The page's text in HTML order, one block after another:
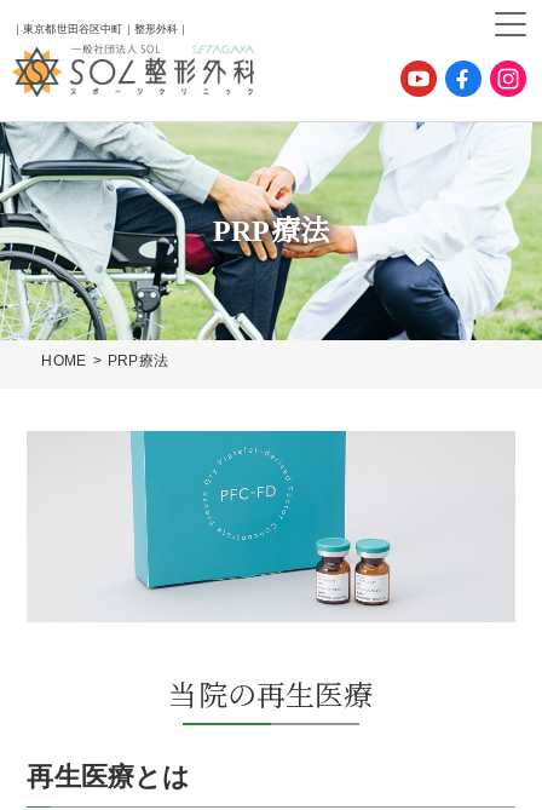
｜東京都世田谷区中町｜整形外科｜
PRP療法
HOME PRP療法
当院の再生医療
再生医療とは